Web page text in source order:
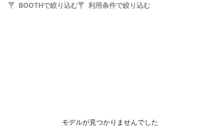
BOOTHで絞り込む 利用条件で絞り込む
モデルが見つかりませんでした